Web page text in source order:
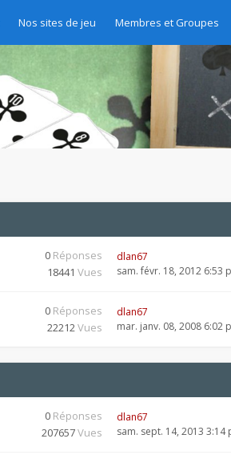
Nos sites de jeu Membres et Groupes
0 Réponses
18441 Vues
dlan67
sam. févr. 18, 2012 6:53
0 Réponses
22212Vues
dlan67
mar. janv. 08, 2008 6:02
0 Réponses
207657Vues
dlan67
sam. sept. 14, 2013 3:14